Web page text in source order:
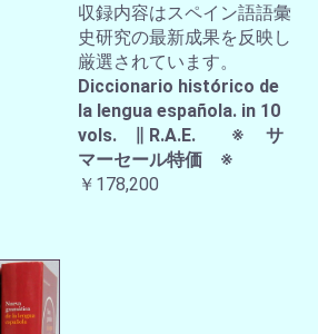
収録内容はスペイン語語彙
史研究の最新成果を反映し
厳選されています。
Diccionario histórico de
la lengua española. in 10
vols. ∥ R.A.E. ※ サ
マーセール特価 ※
￥178,200